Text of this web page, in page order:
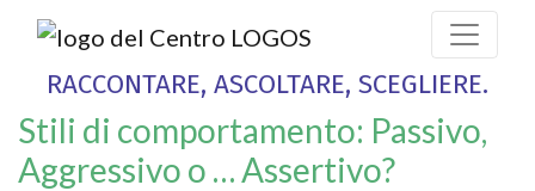
RACCONTARE, ASCOLTARE, SCEGLIERE.
Stili di comportamento: Passivo,
Aggressivo o … Assertivo?